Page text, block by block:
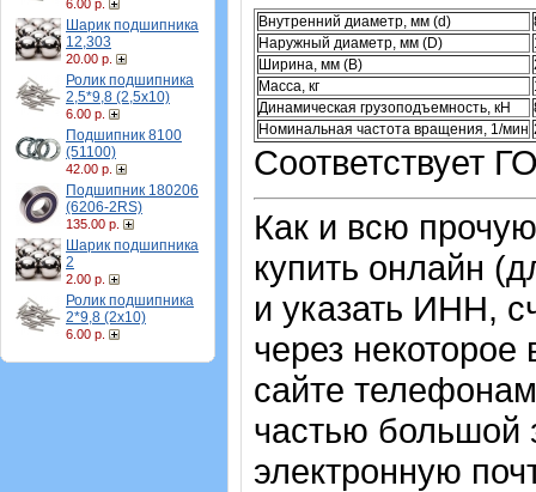
6.00 р.
Шарик подшипника
12,303
20.00 р.
Ролик подшипника
2,5*9,8 (2,5х10)
6.00 р.
Подшипник 8100
(51100)
42.00 р.
Подшипник 180206
(6206-2RS)
135.00 р.
Шарик подшипника
2
2.00 р.
Ролик подшипника
2*9,8 (2х10)
6.00 р.
Внутренний диаметр, мм (d)
Наружный диаметр, мм (D)
Ширина, мм (B)
Масса, кг
Динамическая грузоподъемность, кН
Номинальная частота вращения, 1/мин
Соответствует
Как и всю
купить онлайн
и указать ИНН,
через
сайте
частью большой
электронную